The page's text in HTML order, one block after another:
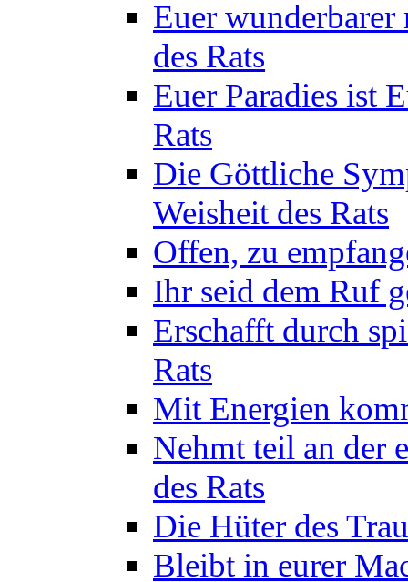
Euer
des Rats
Euer Paradies ist
Rats
Die Göttliche
Weisheit des Rats
Offen, zu
Ihr seid dem Ruf
Erschafft durch
Rats
Mit Energien
Nehmt teil an der
des Rats
Die Hüter des
Bleibt in eurer